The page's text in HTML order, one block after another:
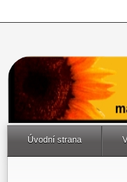
Úvodní strana